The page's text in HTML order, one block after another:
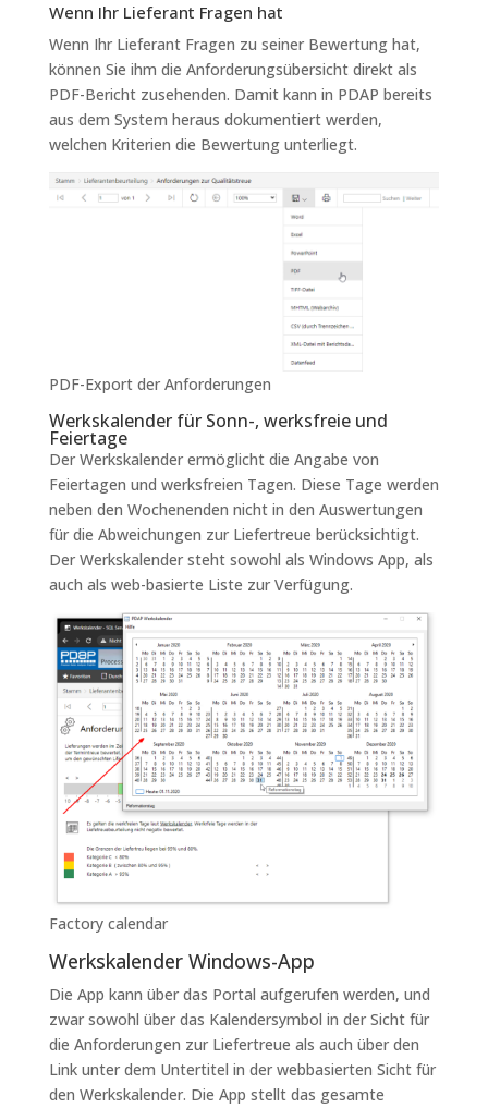
Wenn Ihr Lieferant Fragen hat
Wenn Ihr Lieferant Fragen zu seiner Bewertung hat,
können Sie ihm die Anforderungsübersicht direkt als
PDF-Bericht zusehenden. Damit kann in PDAP bereits
aus dem System heraus dokumentiert werden,
welchen Kriterien die Bewertung unterliegt.
PDF-Export der Anforderungen
Werkskalender für Sonn-, werksfreie und
Feiertage
Der Werkskalender ermöglicht die Angabe von
Feiertagen und werksfreien Tagen. Diese Tage werden
neben den Wochenenden nicht in den Auswertungen
für die Abweichungen zur Liefertreue berücksichtigt.
Der Werkskalender steht sowohl als Windows App, als
auch als web-basierte Liste zur Verfügung.
Factory calendar
Werkskalender Windows-App
Die App kann über das Portal aufgerufen werden, und
zwar sowohl über das Kalendersymbol in der Sicht für
die Anforderungen zur Liefertreue als auch über den
Link unter dem Untertitel in der webbasierten Sicht für
den Werkskalender. Die App stellt das gesamte